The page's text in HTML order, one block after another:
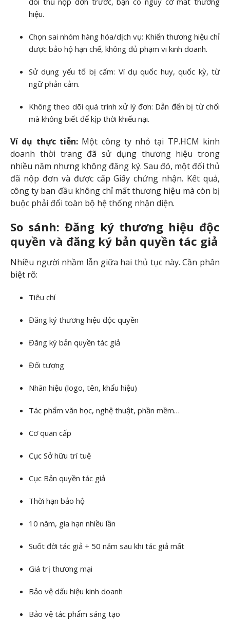
hiệu.
Chọn sai nhóm hàng hóa/dịch vụ: Khiến thương hiệu chỉ
được bảo hộ hạn chế, không đủ phạm vi kinh doanh.
Sử dụng yếu tố bị cấm: Ví dụ quốc huy, quốc kỳ, từ
ngữ phản cảm.
Không theo dõi quá trình xử lý đơn: Dẫn đến bị từ chối
mà không biết để kịp thời khiếu nại.
Ví dụ thực tiễn:Một công ty nhỏ tại TP.HCM kinh
doanh thời trang đã sử dụng thương hiệu trong
nhiều năm nhưng không đăng ký. Sau đó, một đối thủ
đã nộp đơn và được cấp Giấy chứng nhận. Kết quả,
công ty ban đầu không chỉ mất thương hiệu mà còn bị
buộc phải đổi toàn bộ hệ thống nhận diện.
So sánh: Đăng ký thương hiệu độc
quyền và đăng ký bản quyền tác giả
Nhiều người nhầm lẫn giữa hai thủ tục này. Cần phân
biệt rõ:
Tiêu chí
Đăng ký thương hiệu độc quyền
Đăng ký bản quyền tác giả
Đối tượng
Nhãn hiệu (logo, tên, khẩu hiệu)
Tác phẩm văn học, nghệ thuật, phần mềm…
Cơ quan cấp
Cục Sở hữu trí tuệ
Cục Bản quyền tác giả
Thời hạn bảo hộ
10 năm, gia hạn nhiều lần
Suốt đời tác giả + 50 năm sau khi tác giả mất
Giá trị thương mại
Bảo vệ dấu hiệu kinh doanh
Bảo vệ tác phẩm sáng tạo